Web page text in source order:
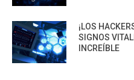
¡LOS
SIGNOS
INCREÍBLE